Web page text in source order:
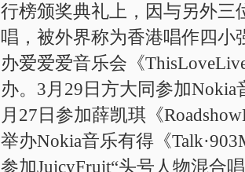
行榜颁奖典礼上，因与另外三
唱，被外界称为香港唱作四小
办爱爱爱音乐会《
办。3月29日方大同参加Nokia
月27日参加薛凯琪《
举办Nokia音乐有得《
参加JuicyFruit“头号人物混合